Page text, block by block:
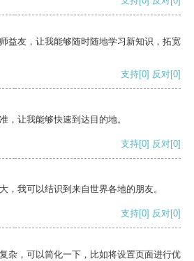
益友，让我能够随时随地学习新知识，拓宽
支持[0] 反对[0]
，让我能够快速到达目的地。
支持[0] 反对[0]
，我可以结识到来自世界各地的朋友。
支持[0] 反对[0]
杂，可以简化一下，比如将设置页面进行优